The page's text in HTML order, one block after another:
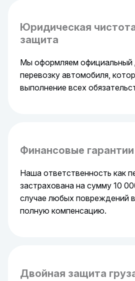
Юридическая
защита
Мы оформляем официальный
перевозку автомобиля,
выполнение всех
Финансовые гарантии
Наша ответственность как
застрахована на сумму 10
случае любых повреждений
полную компенсацию.
Двойная защита